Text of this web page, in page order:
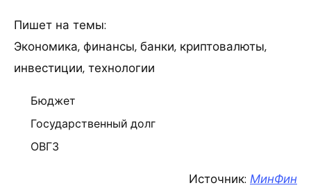
Пишет на темы:
Экономика, финансы, банки, криптовалюты,
инвестиции, технологии
Бюджет
Государственный долг
ОВГЗ
Источник: МинФин